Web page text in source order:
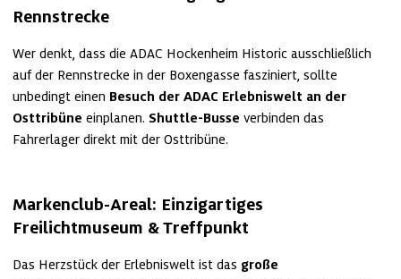
Rennstrecke
Wer denkt, dass die ADAC Hockenheim Historic ausschließlich
auf der Rennstrecke in der Boxengasse fasziniert, sollte
unbedingt einen Besuch der ADAC Erlebniswelt an der
Osttribüne einplanen. Shuttle-Busse verbinden das
Fahrerlager direkt mit der Osttribüne.
Markenclub-Areal: Einzigartiges
Freilichtmuseum & Treffpunkt
Das Herzstück der Erlebniswelt ist das große